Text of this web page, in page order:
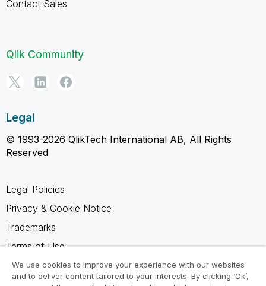
Contact Sales
Qlik Community
Legal
© 1993-2026 QlikTech International AB, All Rights
Reserved
Legal Policies
Privacy & Cookie Notice
Trademarks
Terms of Use
Legal Agreements
We use cookies to improve your experience with our websites
and to deliver content tailored to your interests. By clicking ‘Ok’,